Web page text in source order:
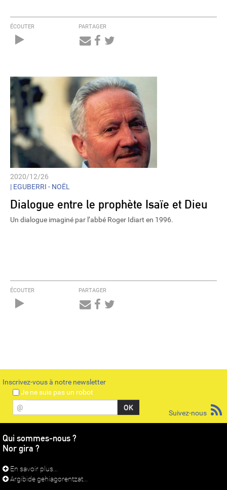
ÉCOUTER PARTAGER
2020/12/26
| EGUBERRI - NOËL
Dialogue entre le prophète Isaïe et Dieu
Un dialogue imaginé par l’abbé Roger Idiart en 1996.
ÉCOUTER PARTAGER
Inscrivez-vous à notre newsletter
Je ne suis pas un robot
@
Suivez-nous
Qui sommes-nous ?
Nor gira ?
En savoir plus...
Argibide gehiagorentzat...